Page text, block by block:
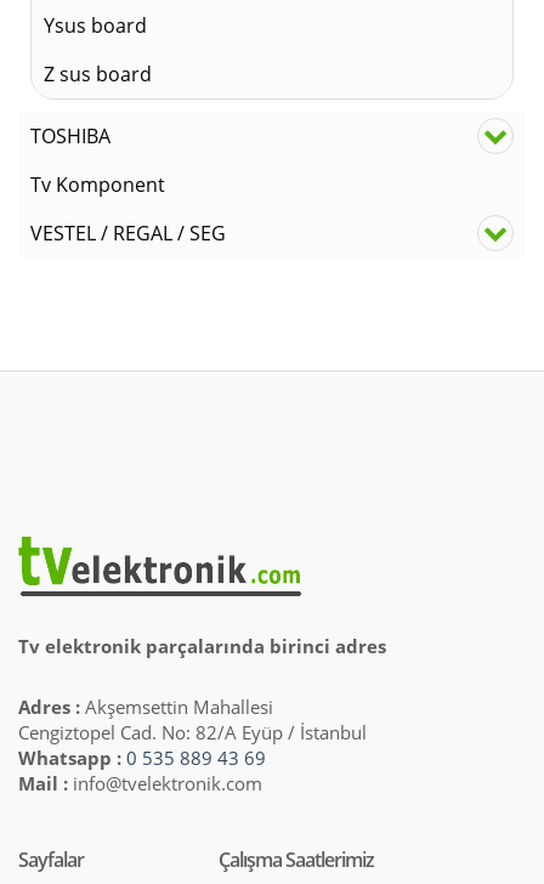
Ysus board
Z sus board
TOSHIBA
Tv Komponent
VESTEL / REGAL / SEG
Tv elektronik parçalarında birinci adres
Adres : Akşemsettin Mahallesi
Cengiztopel Cad. No: 82/A Eyüp / İstanbul
Whatsapp : 0 535 889 43 69
Mail : info@tvelektronik.com
Sayfalar Çalışma Saatlerimiz